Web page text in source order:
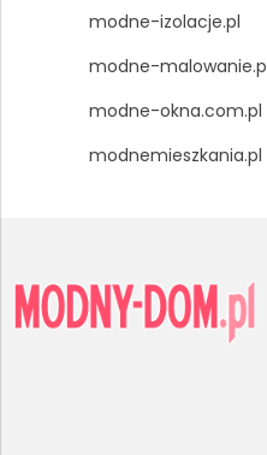
modne-izolacje.pl
modne-
modne-okna.com.pl
modnemieszkania.pl